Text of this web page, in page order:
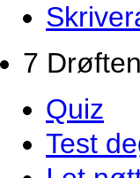
7
Quiz
Test